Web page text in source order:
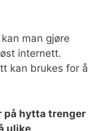
man gjøre
internett.
kan brukes for å
på hytta trenger
ulike